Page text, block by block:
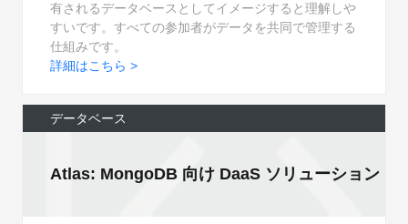
有されるデータベースとしてイメージすると理解しや
すいです。すべての参加者がデータを共同で管理する
仕組みです。
詳細はこちら >
データベース
Atlas: MongoDB 向け DaaS ソリューション